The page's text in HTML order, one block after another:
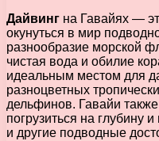
Дайвинг на Гавайях —
окунуться в мир
разнообразие морской
чистая вода и обилие
идеальным местом для
разноцветных
дельфинов. Гавайи
погрузиться на глубину
и другие подводные